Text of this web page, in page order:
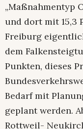
„Maßnahmentyp
und dort mit 15,3
Freiburg
dem
Punkten, dieses
Bedarf mit
geplant werden.
Rottweil-